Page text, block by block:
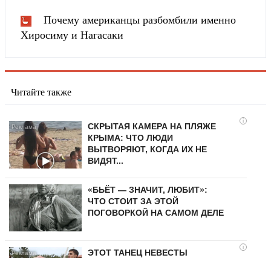
Почему американцы разбомбили именно
Хиросиму и Нагасаки
Читайте также
i
СКРЫТАЯ КАМЕРА НА ПЛЯЖЕ
КРЫМА: ЧТО ЛЮДИ
ВЫТВОРЯЮТ, КОГДА ИХ НЕ
ВИДЯТ...
«БЬЁТ — ЗНАЧИТ, ЛЮБИТ»:
ЧТО СТОИТ ЗА ЭТОЙ
ПОГОВОРКОЙ НА САМОМ ДЕЛЕ
i
ЭТОТ ТАНЕЦ НЕВЕСТЫ